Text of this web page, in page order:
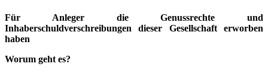
Für Anleger die Genussrechte und
Inhaberschuldverschreibungen dieser Gesellschaft erworben
haben
Worum geht es?